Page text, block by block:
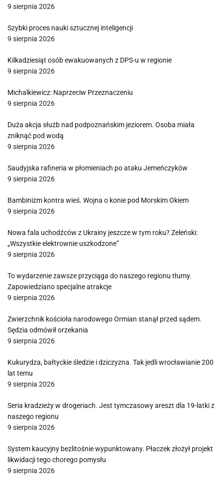
9 sierpnia 2026
Szybki proces nauki sztucznej inteligencji
9 sierpnia 2026
Kilkadziesiąt osób ewakuowanych z DPS-u w regionie
9 sierpnia 2026
Michalkiewicz: Naprzeciw Przeznaczeniu
9 sierpnia 2026
Duża akcja służb nad podpoznańskim jeziorem. Osoba miała
zniknąć pod wodą
9 sierpnia 2026
Saudyjska rafineria w płomieniach po ataku Jemeńczyków
9 sierpnia 2026
Bambinizm kontra wieś. Wojna o konie pod Morskim Okiem
9 sierpnia 2026
Nowa fala uchodźców z Ukrainy jeszcze w tym roku? Zeleński:
„Wszystkie elektrownie uszkodzone”
9 sierpnia 2026
To wydarzenie zawsze przyciąga do naszego regionu tłumy.
Zapowiedziano specjalne atrakcje
9 sierpnia 2026
Zwierzchnik kościoła narodowego Ormian stanął przed sądem.
Sędzia odmówił orzekania
9 sierpnia 2026
Kukurydza, bałtyckie śledzie i dziczyzna. Tak jedli wrocławianie 200
lat temu
9 sierpnia 2026
Seria kradzieży w drogeriach. Jest tymczasowy areszt dla 19-latki z
naszego regionu
9 sierpnia 2026
System kaucyjny bezlitośnie wypunktowany. Płaczek złożył projekt
likwidacji tego chorego pomysłu
9 sierpnia 2026